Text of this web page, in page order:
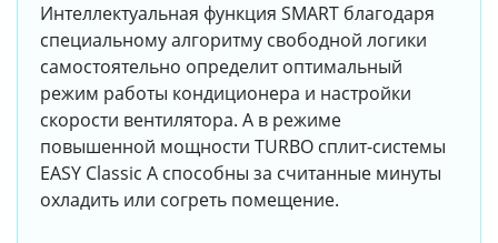
Интеллектуальная функция SMART благодаря
специальному алгоритму свободной логики
самостоятельно определит оптимальный
режим работы кондиционера и настройки
скорости вентилятора. А в режиме
повышенной мощности TURBO сплит-системы
EASY Classic A способны за считанные минуты
охладить или согреть помещение.